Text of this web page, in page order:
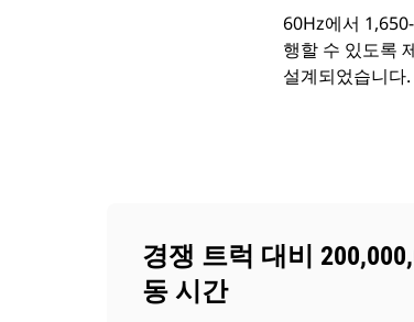
60Hz에서
행할 수 있도록
설계되었습니다
경쟁 트럭 대비
동 시간